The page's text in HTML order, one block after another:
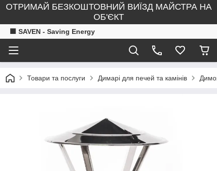
ОТРИМАЙ БЕЗКОШТОВНИЙ ВИЇЗД МАЙСТРА НА
ОБ'ЄКТ
🟧 SAVEN - Saving Energy
Товари та послуги Димарі для печей та камінів